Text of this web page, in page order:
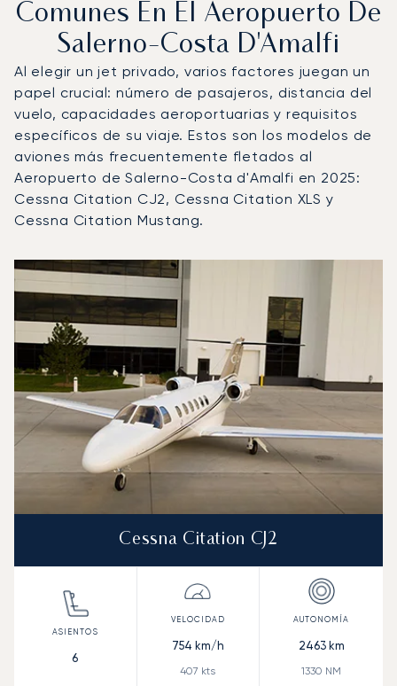
Comunes En El Aeropuerto De
Salerno-Costa D'Amalfi
Al elegir un jet privado, varios factores juegan un
papel crucial: número de pasajeros, distancia del
vuelo, capacidades aeroportuarias y requisitos
específicos de su viaje. Estos son los modelos de
aviones más frecuentemente fletados al
Aeropuerto de Salerno-Costa d'Amalfi en 2025:
Cessna Citation CJ2, Cessna Citation XLS y
Cessna Citation Mustang.
Foto de la aeronaveModelo de aeronave
Asientos
Velocidad (km/h)
Velocidad (nudos)
Autonomía
Autonomía (NM)
Cessna Citation CJ2
6
754 km/h
407 kts
2463km
1330 NM